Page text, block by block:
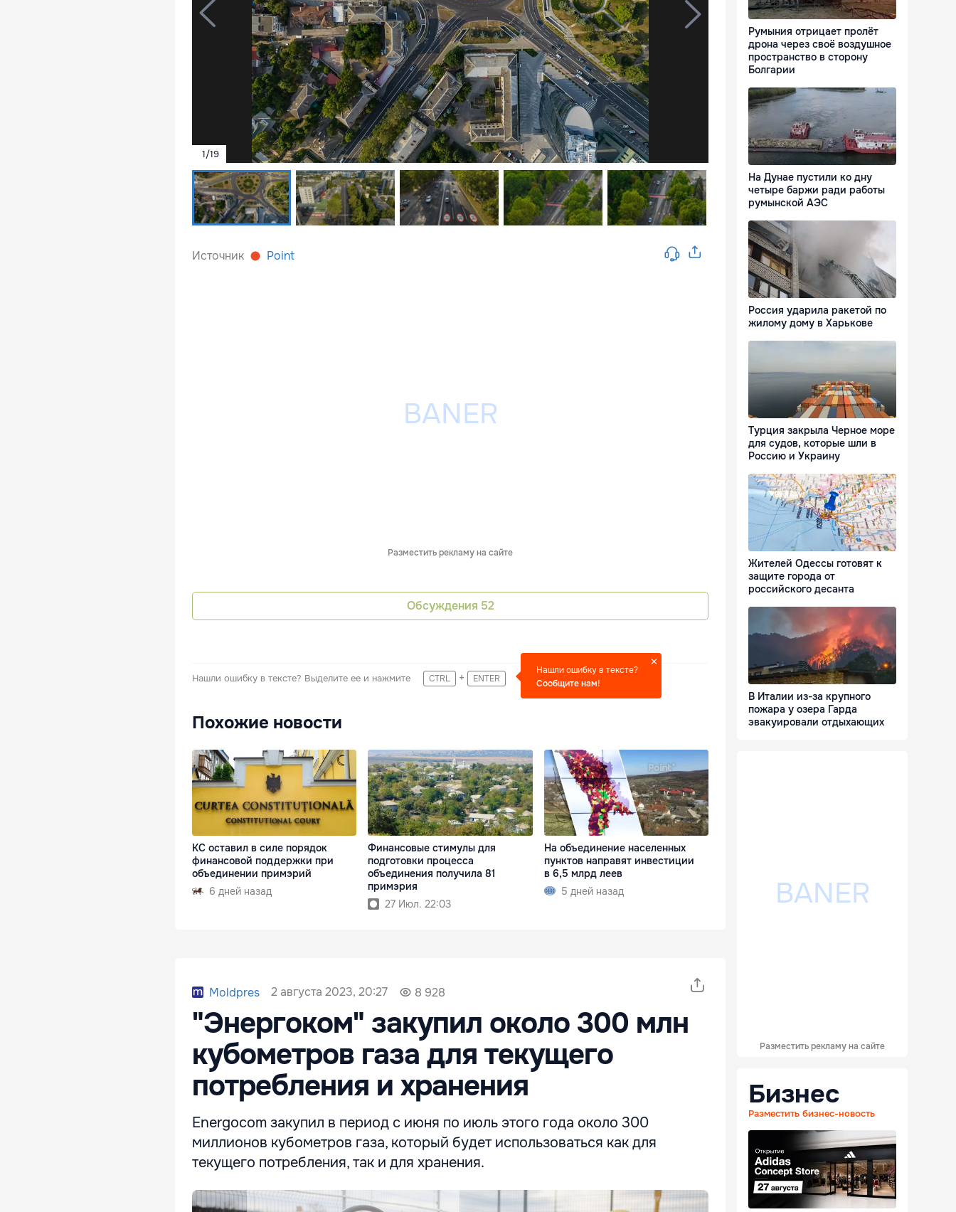
1/19
Источник Point
Разместить рекламу на сайте
Обсуждения 52
Нашли ошибку в тексте? Выделите ее и нажмите CTRL + ENTER
Нашли ошибку в тексте?
Сообщите нам!
Похожие новости
КС оставил в силе порядок
финансовой поддержки при
объединении примэрий
6 дней назад
Финансовые стимулы для
подготовки процесса
объединения получила 81
примэрия
27 Июл. 22:03
На объединение населенных
пунктов направят инвестиции
в 6,5 млрд леев
5 дней назад
Moldpres 2 августа 2023, 20:27 8 928
"Энергоком" закупил около 300 млн
кубометров газа для текущего
потребления и хранения
Energocom закупил в период с июня по июль этого года около 300
миллионов кубометров газа, который будет использоваться как для
текущего потребления, так и для хранения.
Румыния отрицает пролёт
дрона через своё воздушное
пространство в сторону
Болгарии
На Дунае пустили ко дну
четыре баржи ради работы
румынской АЭС
Россия ударила ракетой по
жилому дому в Харькове
Турция закрыла Черное море
для судов, которые шли в
Россию и Украину
Жителей Одессы готовят к
защите города от
российского десанта
В Италии из-за крупного
пожара у озера Гарда
эвакуировали отдыхающих
Разместить рекламу на сайте
Бизнес
Разместить бизнес-новость